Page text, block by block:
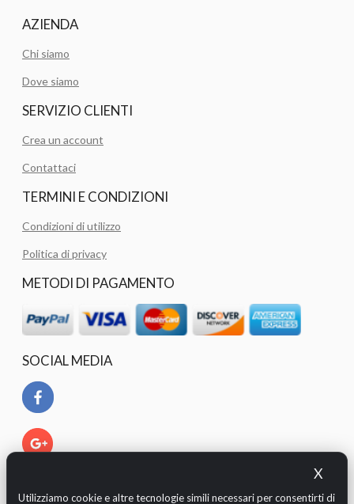
X
Utilizziamo cookie e altre tecnologie simili necessari per consentirti di
AZIENDA
Chi siamo
Dove siamo
SERVIZIO CLIENTI
Crea un account
Contattaci
TERMINI E CONDIZIONI
Condizioni di utilizzo
Politica di privacy
METODI DI PAGAMENTO
SOCIAL MEDIA